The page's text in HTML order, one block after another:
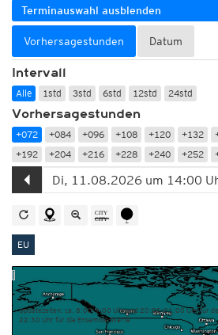
Terminauswahl ausblenden
Vorhersagestunden Datum
Intervall
Alle 1std 3std 6std 12std 24std
Vorhersagestunden
+072 +084 +096 +108 +120 +132
+192
+204 +216 +228 +240 +252
EU
Updatezeiten: ca. 8:00-9:00 Uhr und 20:00-21:00 Uhr für
22:30 Uhr für die Ensemble-Werte
Dieser Service basiert auf Daten und Produkten des